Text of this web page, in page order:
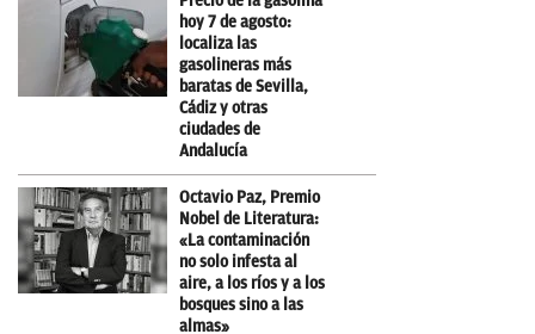
hoy 7 de agosto:
localiza las
gasolineras más
baratas de Sevilla,
Cádiz y otras
ciudades de
Andalucía
Octavio Paz, Premio
Nobel de Literatura:
«La contaminación
no solo infesta al
aire, a los ríos y a los
bosques sino a las
almas»